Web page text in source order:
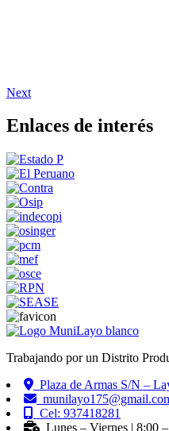
Next
Enlaces de interés
Trabajando por un Distrito
Plaza de Armas S/N –
Cel: 937418281
Lunes – Viernes | 8:00